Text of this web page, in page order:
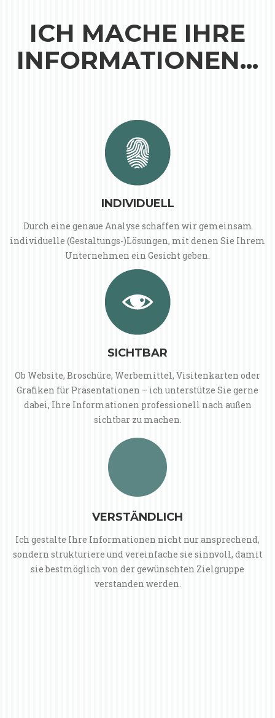
ICH MACHE IHRE
INFORMATIONEN...
INDIVIDUELL
Durch eine genaue Analyse schaffen wir gemeinsam
individuelle (Gestaltungs-)Lösungen, mit denen Sie Ihrem
Unternehmen ein Gesicht geben.
SICHTBAR
Ob Website, Broschüre, Werbemittel, Visitenkarten oder
Grafiken für Präsentationen – ich unterstütze Sie gerne
dabei, Ihre Informationen professionell nach außen
sichtbar zu machen.
VERSTÄNDLICH
Ich gestalte Ihre Informationen nicht nur ansprechend,
sondern strukturiere und vereinfache sie sinnvoll, damit
sie bestmöglich von der gewünschten Zielgruppe
verstanden werden.